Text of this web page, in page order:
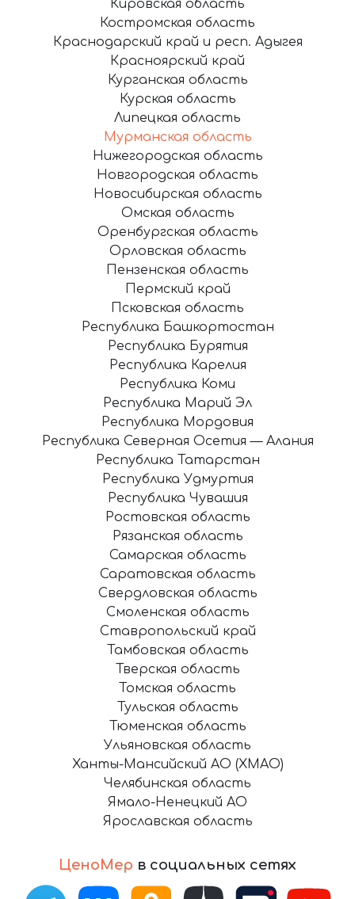
ЦеноМер в социальных сетях
Кировская область
Костромская область
Краснодарский край и респ. Адыгея
Красноярский край
Курганская область
Курская область
Липецкая область
Мурманская область
Нижегородская область
Новгородская область
Новосибирская область
Омская область
Оренбургская область
Орловская область
Пензенская область
Пермский край
Псковская область
Республика Башкортостан
Республика Бурятия
Республика Карелия
Республика Коми
Республика Марий Эл
Республика Мордовия
Республика Северная Осетия — Алания
Республика Татарстан
Республика Удмуртия
Республика Чувашия
Ростовская область
Рязанская область
Самарская область
Саратовская область
Свердловская область
Смоленская область
Ставропольский край
Тамбовская область
Тверская область
Томская область
Тульская область
Тюменская область
Ульяновская область
Ханты-Мансийский АО (ХМАО)
Челябинская область
Ямало-Ненецкий АО
Ярославская область